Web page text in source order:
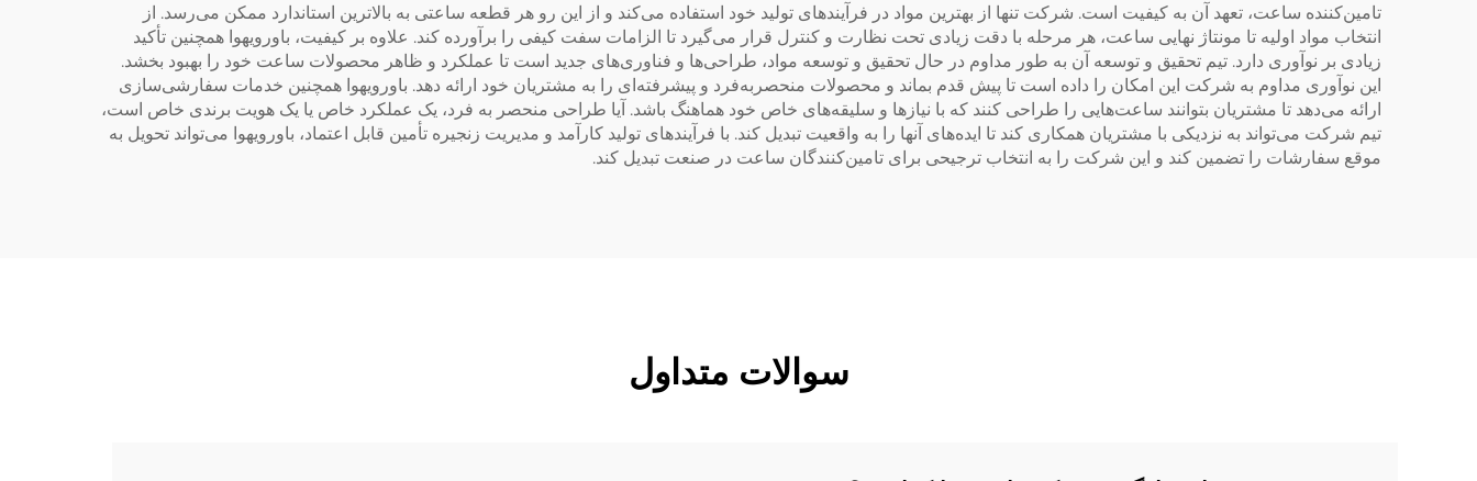
تامین‌کننده ساعت، تعهد آن به کیفیت است. شرکت تنها از بهترین مواد در فرآیندهای تولید خود استفاده می‌کند و از این رو هر قطعه ساعتی به بالاترین استاندارد ممکن می‌رسد. از
انتخاب مواد اولیه تا مونتاژ نهایی ساعت، هر مرحله با دقت زیادی تحت نظارت و کنترل قرار می‌گیرد تا الزامات سفت کیفی را برآورده کند. علاوه بر کیفیت، باورویهوا همچنین تأکید
زیادی بر نوآوری دارد. تیم تحقیق و توسعه آن به طور مداوم در حال تحقیق و توسعه مواد، طراحی‌ها و فناوری‌های جدید است تا عملکرد و ظاهر محصولات ساعت خود را بهبود بخشد.
این نوآوری مداوم به شرکت این امکان را داده است تا پیش قدم بماند و محصولات منحصربه‌فرد و پیشرفته‌ای را به مشتریان خود ارائه دهد. باورویهوا همچنین خدمات سفارشی‌سازی
ارائه می‌دهد تا مشتریان بتوانند ساعت‌هایی را طراحی کنند که با نیازها و سلیقه‌های خاص خود هماهنگ باشد. آیا طراحی منحصر به فرد، یک عملکرد خاص یا یک هویت برندی خاص است،
تیم شرکت می‌تواند به نزدیکی با مشتریان همکاری کند تا ایده‌های آنها را به واقعیت تبدیل کند. با فرآیندهای تولید کارآمد و مدیریت زنجیره تأمین قابل اعتماد، باورویهوا می‌تواند تحویل به
موقع سفارشات را تضمین کند و این شرکت را به انتخاب ترجیحی برای تامین‌کنندگان ساعت در صنعت تبدیل کند.
سوالات متداول